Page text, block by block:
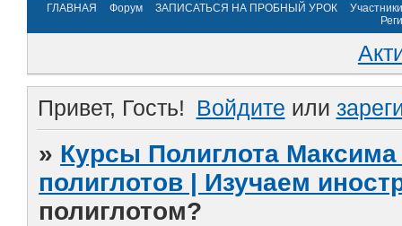
ГЛАВНАЯ Форум ЗАПИСАТЬСЯ НА ПРОБНЫЙ УРОК
Участники
Привет, Гость! Войдите или
» Курсы Полиглота
полиглотов | Изучаем
полиглотом?